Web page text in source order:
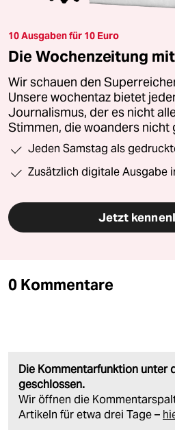
10 Ausgaben für 10 Euro
Die Wochenzeitung
Wir schauen den
Unsere wochentaz bietet
Journalismus, der es nicht
Stimmen, die woanders nicht
Jeden Samstag als
Zusätzlich digitale Ausgabe
Jetzt
0 Kommentare
Die Kommentarfunktion unter
geschlossen.
Wir öffnen die
Artikeln für etwa drei Tage –